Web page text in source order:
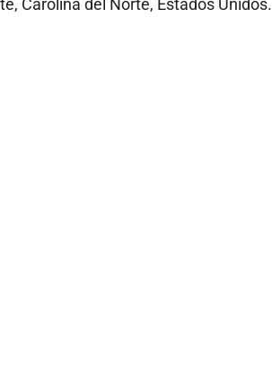
Carolina del Norte, Estados Unidos.